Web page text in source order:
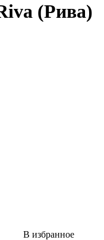
(Рива)
В избранное